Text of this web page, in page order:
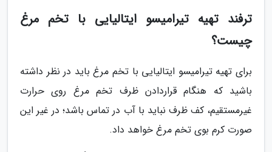
ترفند تهیه تیرامیسو ایتالیایی با تخم مرغ
چیست؟
برای تهیه تیرامیسو ایتالیایی با تخم مرغ باید در نظر داشته
باشید که هنگام قراردادن ظرف تخم مرغ روی حرارت
غیرمستقیم، کف ظرف نباید با آب در تماس باشد؛ در غیر این
صورت کرم بوی تخم مرغ خواهد داد.